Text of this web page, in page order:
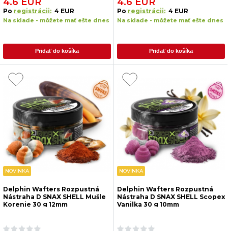
Po registrácii: 4 EUR
Na sklade - môžete mať ešte dnes
Pridať do košíka
Po registrácii: 4 EUR
Na sklade - môžete mať ešte dnes
Pridať do košíka
NOVINKA
Delphin Wafters Rozpustná
Nástraha D SNAX SHELL Mušle
Korenie 30 g 12mm
NOVINKA
Delphin Wafters Rozpustná
Nástraha D SNAX SHELL Scopex
Vanilka 30 g 10mm